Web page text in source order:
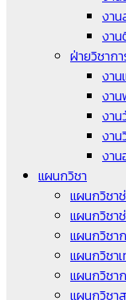
งาน
งาน
ฝ่ายวิชากา
งาน
งา
งาน
งาน
งาน
แผนกวิชา
แผนกวิชา
แผนกวิชา
แผนกวิชา
แผนกวิชา
แผนกวิชา
แผนกวิช